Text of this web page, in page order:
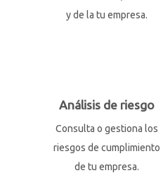
y de la tu empresa.
Análisis de riesgo
Consulta o gestiona los
riesgos de cumplimiento
de tu empresa.